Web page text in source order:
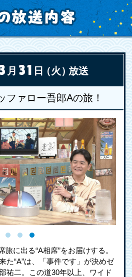
月 31 日 （火）放送
ファロー吾郎Aの旅！
旅に出る“A相席”をお届けする。
た“A”は、「事件です」が決めゼ
祐二。この道30年以上、ワイド